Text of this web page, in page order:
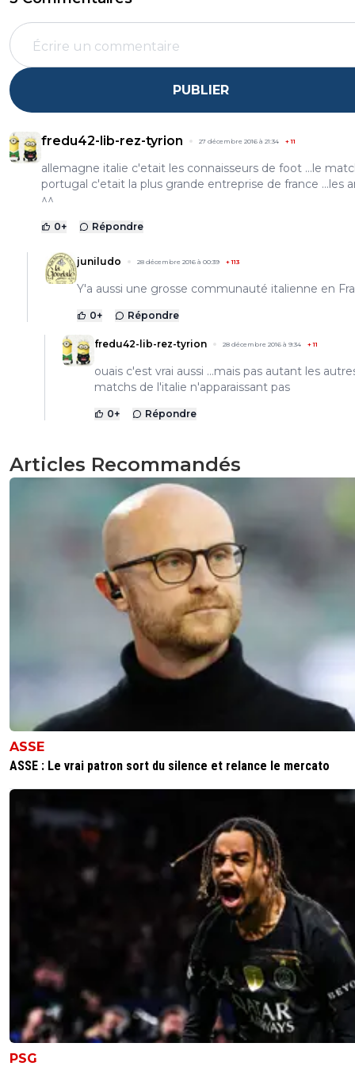
PUBLIER
fredu42-lib-rez-tyrion 27 décembre 2016 à 21:34 +11
allemagne italie c'etait les connaisseurs de foot …le
portugal c'etait la plus grande entreprise de france …les
^^
0+ Répondre
juniludo 28 décembre 2016 à 00:39 +113
Y'a aussi une grosse communauté italienne en
0+ Répondre
fredu42-lib-rez-tyrion 28 décembre 2016 à 9:34 +11
ouais c'est vrai aussi …mais pas autant les
matchs de l'italie n'apparaissant pas
0+ Répondre
Articles Recommandés
ASSE
ASSE : Le vrai patron sort du silence et relance le mercato
PSG